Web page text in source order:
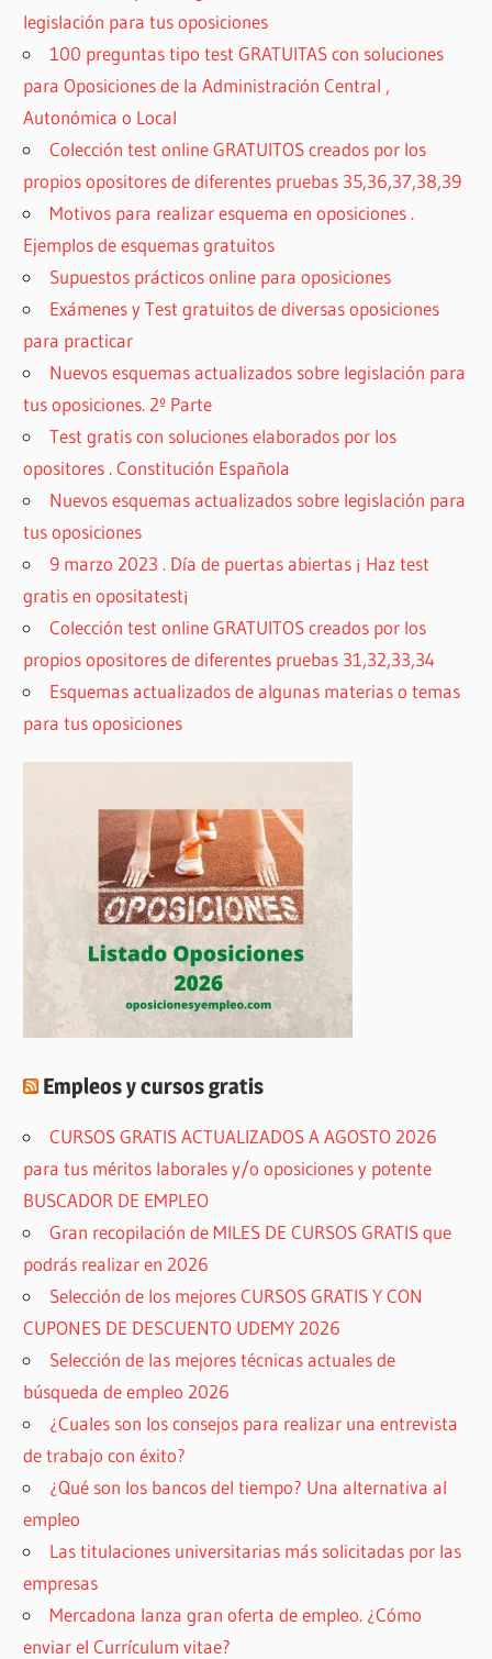
legislación para tus oposiciones
100 preguntas tipo test GRATUITAS con soluciones
para Oposiciones de la Administración Central ,
Autonómica o Local
Colección test online GRATUITOS creados por los
propios opositores de diferentes pruebas 35,36,37,38,39
Motivos para realizar esquema en oposiciones .
Ejemplos de esquemas gratuitos
Supuestos prácticos online para oposiciones
Exámenes y Test gratuitos de diversas oposiciones
para practicar
Nuevos esquemas actualizados sobre legislación para
tus oposiciones. 2º Parte
Test gratis con soluciones elaborados por los
opositores . Constitución Española
Nuevos esquemas actualizados sobre legislación para
tus oposiciones
9 marzo 2023 . Día de puertas abiertas ¡ Haz test
gratis en opositatest¡
Colección test online GRATUITOS creados por los
propios opositores de diferentes pruebas 31,32,33,34
Esquemas actualizados de algunas materias o temas
para tus oposiciones
Empleos y cursos gratis
CURSOS GRATIS ACTUALIZADOS A AGOSTO 2026
para tus méritos laborales y/o oposiciones y potente
BUSCADOR DE EMPLEO
Gran recopilación de MILES DE CURSOS GRATIS que
podrás realizar en 2026
Selección de los mejores CURSOS GRATIS Y CON
CUPONES DE DESCUENTO UDEMY 2026
Selección de las mejores técnicas actuales de
búsqueda de empleo 2026
¿Cuales son los consejos para realizar una entrevista
de trabajo con éxito?
¿Qué son los bancos del tiempo? Una alternativa al
empleo
Las titulaciones universitarias más solicitadas por las
empresas
Mercadona lanza gran oferta de empleo. ¿Cómo
enviar el Currículum vitae?